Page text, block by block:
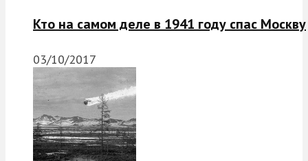
Кто на самом деле в 1941 году спас Москву
03/10/2017